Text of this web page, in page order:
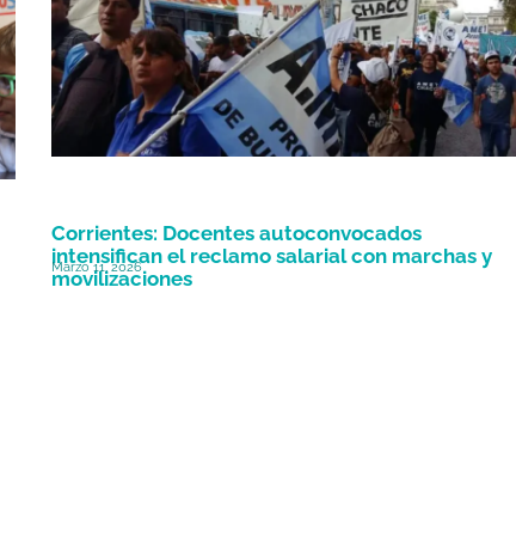
Corrientes: Docentes autoconvocados
intensifican el reclamo salarial con marchas y
movilizaciones
Marzo 11, 2026